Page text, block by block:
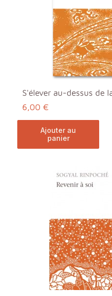
S'élever au-dessus de
6,00 €
ajouter au
panier